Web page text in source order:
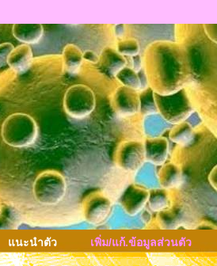
แนะนำตัว เพิ่ม/แก้.ข้อมูลส่วนตัว